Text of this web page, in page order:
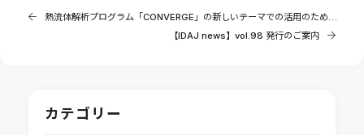
熱流体解析プログラム「CONVERGE」の新しいテーマでの活用のために：オイルかきあげ解析
【IDAJ news】vol.98 発行のご案内
カテゴリー